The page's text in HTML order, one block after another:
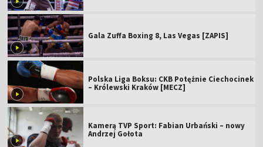
Gala Zuffa Boxing 8, Las Vegas [ZAPIS]
Polska Liga Boksu: CKB Potężnie Ciechocinek
– Królewski Kraków [MECZ]
Kamerą TVP Sport: Fabian Urbański – nowy
Andrzej Gołota